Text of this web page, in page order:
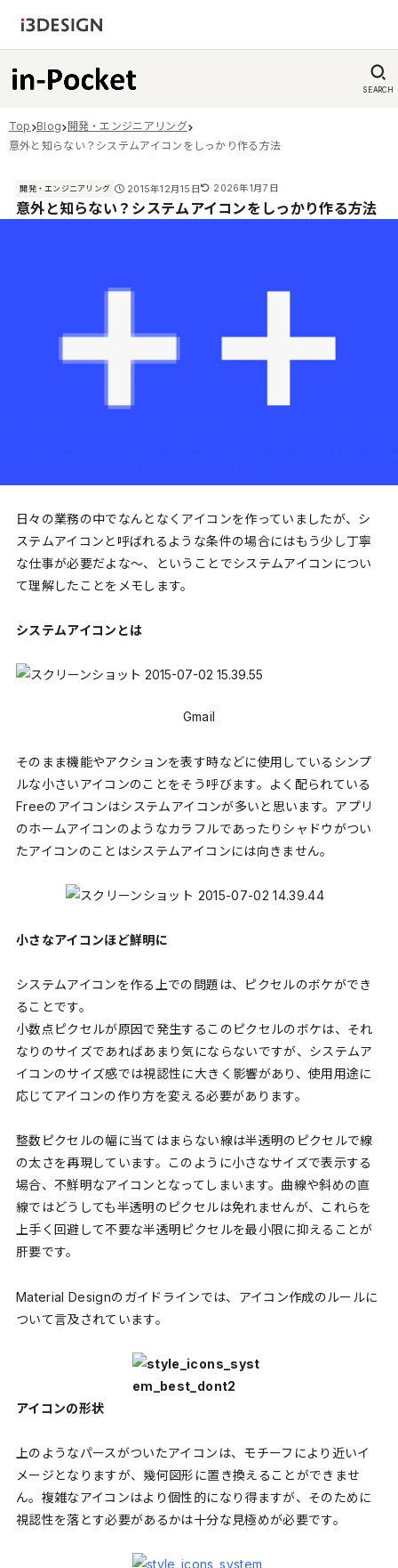
SEARCH
Top Blog
開発・エンジニアリング
意外と知らない？システムアイコンをしっかり作る方法
開発・エンジニアリング 2015年12月15日 2026年1月7日
意外と知らない？システムアイコンをしっかり作る方法
日々の業務の中でなんとなくアイコンを作っていましたが、シ
ステムアイコンと呼ばれるような条件の場合にはもう少し丁寧
な仕事が必要だよな〜、ということでシステムアイコンについ
て理解したことをメモします。
システムアイコンとは
Gmail
そのまま機能やアクションを表す時などに使用しているシンプ
ルな小さいアイコンのことをそう呼びます。よく配られている
Freeのアイコンはシステムアイコンが多いと思います。アプリ
のホームアイコンのようなカラフルであったりシャドウがつい
たアイコンのことはシステムアイコンには向きません。
小さなアイコンほど鮮明に
システムアイコンを作る上での問題は、ピクセルのボケができ
ることです。
小数点ピクセルが原因で発生するこのピクセルのボケは、それ
なりのサイズであればあまり気にならないですが、システムア
イコンのサイズ感では視認性に大きく影響があり、使用用途に
応じてアイコンの作り方を変える必要があります。
整数ピクセルの幅に当てはまらない線は半透明のピクセルで線
の太さを再現しています。このように小さなサイズで表示する
場合、不鮮明なアイコンとなってしまいます。曲線や斜めの直
線ではどうしても半透明のピクセルは免れませんが、これらを
上手く回避して不要な半透明ピクセルを最小限に抑えることが
肝要です。
Material Designのガイドラインでは、アイコン作成のルールに
ついて言及されています。
アイコンの形状
上のようなパースがついたアイコンは、モチーフにより近いイ
メージとなりますが、幾何図形に置き換えることができませ
ん。複雑なアイコンはより個性的になり得ますが、そのために
視認性を落とす必要があるかは十分な見極めが必要です。